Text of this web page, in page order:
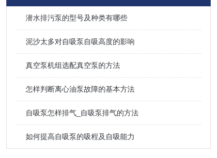
潜水排污泵的型号及种类有哪些
泥沙太多对自吸泵自吸高度的影响
真空泵机组选配真空泵的方法
怎样判断离心油泵故障的基本方法
自吸泵怎样排气_自吸泵排气的方法
如何提高自吸泵的吸程及自吸能力